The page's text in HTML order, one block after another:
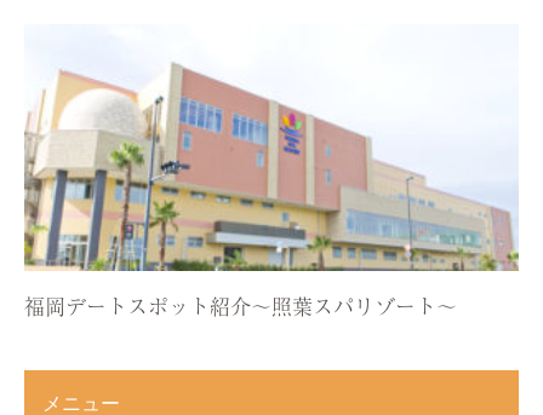
福岡デートスポット紹介〜照葉スパリゾート〜
メニュー